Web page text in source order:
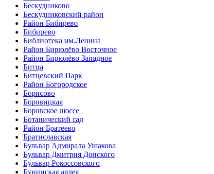
Бескудниково
Бескудниковский район
Район Бибирево
Бибирево
Библиотека им.Ленина
Район Бирюлёво Восточное
Район Бирюлёво Западное
Битца
Битцевский Парк
Район Богородское
Борисово
Боровицкая
Боровское шоссе
Ботанический сад
Район Братеево
Братиславская
Бульвар Адмирала Ушакова
Бульвар Дмитрия Донского
Бульвар Рокоссовского
Бунинская аллея